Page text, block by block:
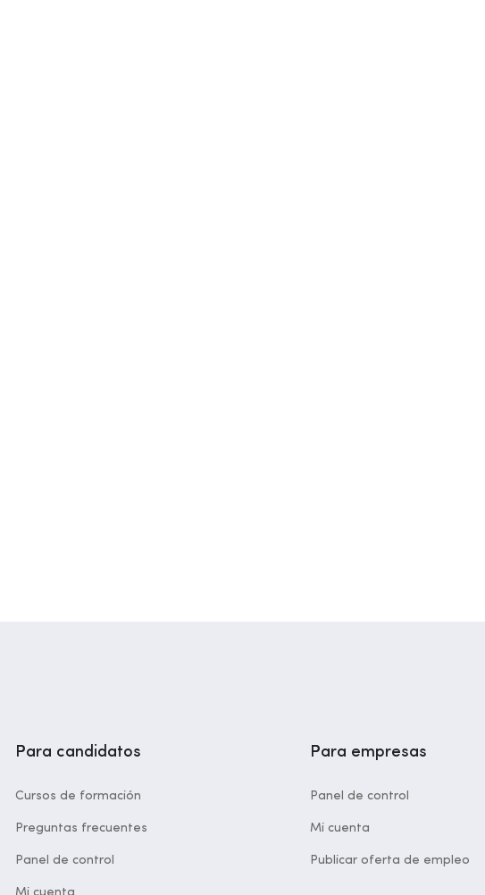
Para candidatos
Cursos de formación
Preguntas frecuentes
Panel de control
Mi cuenta
Para empresas
Panel de control
Mi cuenta
Publicar oferta de empleo